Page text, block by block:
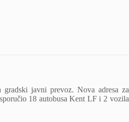
gradski javni prevoz. Nova adresa za
18 autobusa Kent LF i 2 vozila